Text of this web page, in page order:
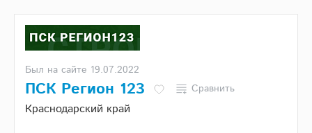
Был на сайте 19.07.2022
ПСК Регион 123 Сравнить
Краснодарский край